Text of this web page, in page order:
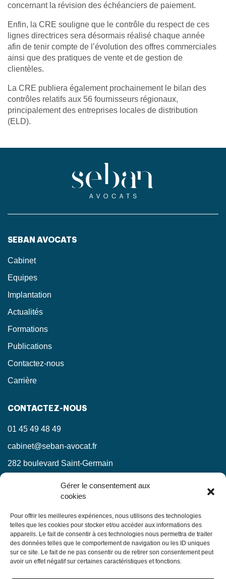
Gérer le consentement aux
cookies
Pour offrir les meilleures expériences, nous utilisons des technologies
telles que les cookies pour stocker et/ou accéder aux informations des
appareils. Le fait de consentir à ces technologies nous permettra de traiter
des données telles que le comportement de navigation ou les ID uniques
sur ce site. Le fait de ne pas consentir ou de retirer son consentement peut
avoir un effet négatif sur certaines caractéristiques et fonctions.
concernant la révision des échéanciers de paiement.
Enfin, la CRE souligne que le contrôle du respect de ces
lignes directrices sera désormais réalisé chaque année
afin de tenir compte de l’évolution des offres commerciales
ainsi que des pratiques de vente et de gestion de
clientèles.
La CRE publiera également prochainement le bilan des
contrôles relatifs aux 56 fournisseurs régionaux,
principalement des entreprises locales de distribution
(ELD).
SEBAN AVOCATS
Cabinet
Equipes
Implantation
Actualités
Formations
Publications
Contactez-nous
Carrière
CONTACTEZ-NOUS
01 45 49 48 49
cabinet@seban-avocat.fr
282 boulevard Saint-Germain
RESTEZ INFORMÉS !
Ne manquez pas nos actualités juridiques.